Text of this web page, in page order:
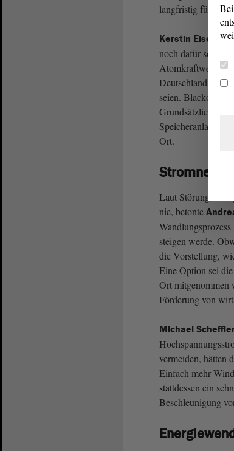
langfristig für
Kerstin
noch dafür sorgen,
Atomkraftwerke
Deutschland
seien. Blackouts
Grundsätzlich
Speicheranlagen
Ort.
Stromnetze
Laut
nie, betonte
steigen werde.
die Vorstellung,
Eine Option sei
Ort mitgenommen
Förderung von
Michael
vermeiden, hätten
Einfach mehr
stattdessen ein
Beschleunigung